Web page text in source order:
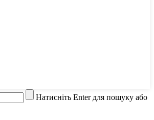
Натисніть Enter для пошуку або